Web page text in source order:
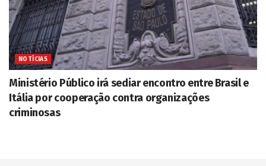
NOTÍCIAS
Ministério Público irá sediar encontro entre Brasil e
Itália por cooperação contra organizações
criminosas